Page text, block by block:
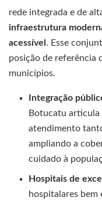
rede integrada e de
infraestrutura
acessível . Esse
posição de referência
municípios.
Integração
Botucatu articula
atendimento
ampliando a
cuidado à
Hospitais de
hospitalares bem